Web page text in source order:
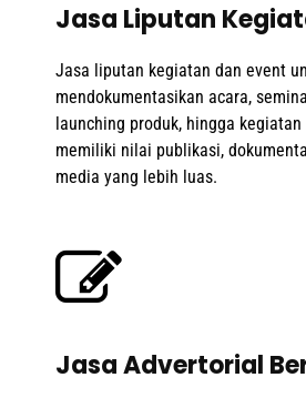
Jasa Liputan
Jasa liputan kegiatan dan event
mendokumentasikan acara,
launching produk, hingga
memiliki nilai publikasi,
media yang lebih luas.
Jasa Advertorial